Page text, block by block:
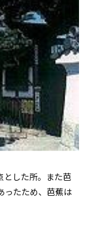
とした所。また芭
ったため、芭蕉は